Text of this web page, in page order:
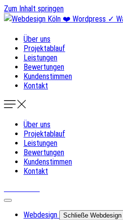
Zum Inhalt springen
Über uns
Projektablauf
Leistungen
Bewertungen
Kundenstimmen
Kontakt
Über uns
Projektablauf
Leistungen
Bewertungen
Kundenstimmen
Kontakt
Webdesign Schließe Webdesign